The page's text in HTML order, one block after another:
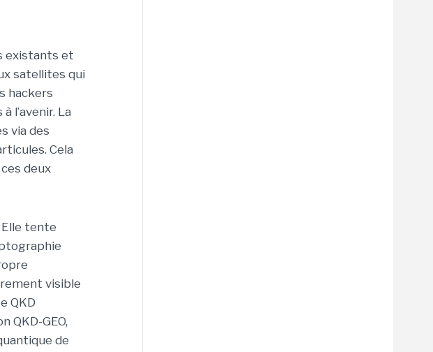
existants et
satellites qui
hackers
l’avenir. La
via des
Cela
deux
Elle tente
visible
QKD
QKD-GEO,
de